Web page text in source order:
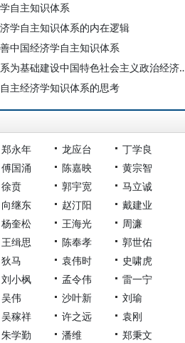
自主知识体系
学自主知识体系的内在逻辑
中国经济学自主知识体系
刘伟：以经济学自主知识体系为
主经济学知识体系的思考
郑永年 龙应台
丁学良
傅国涌 陈嘉映
黄宗智
徐贲 郭宇宽
马立诚
向继东 赵汀阳
戴建业
杨奎松 王海光
周濂
王缉思 陈奉孝
郭世佑
狄马 袁伟时
史啸虎
刘小枫 孟令伟
雷一宁
吴伟 沙叶新
刘瑜
吴稼祥 许之远
袁刚
朱学勤 潘维 郑秉文